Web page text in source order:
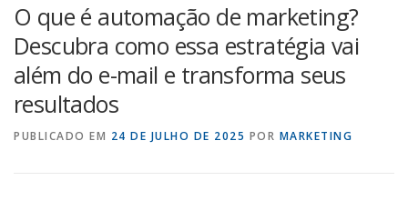
MATERIAIS EDUCATIVOS CONTATO
O que é automação de marketing?
Descubra como essa estratégia vai
além do e-mail e transforma seus
resultados
PUBLICADO EM 24 DE JULHO DE 2025 POR MARKETING